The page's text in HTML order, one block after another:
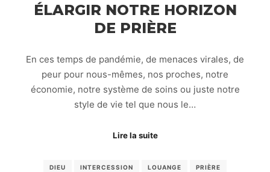
ÉLARGIR NOTRE HORIZON
DE PRIÈRE
En ces temps de pandémie, de menaces virales, de
peur pour nous-mêmes, nos proches, notre
économie, notre système de soins ou juste notre
style de vie tel que nous le…
Lire la suite
DIEU INTERCESSION LOUANGE PRIÈRE